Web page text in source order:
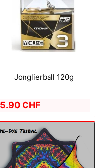
Jonglierball 120g
5.90 CHF